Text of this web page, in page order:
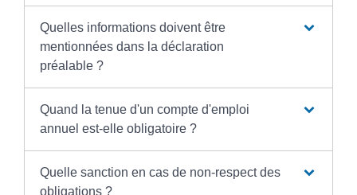
Quelles informations doivent être
mentionnées dans la déclaration
préalable ?
Quand la tenue d'un compte d'emploi
annuel est-elle obligatoire ?
Quelle sanction en cas de non-respect des
obligations ?